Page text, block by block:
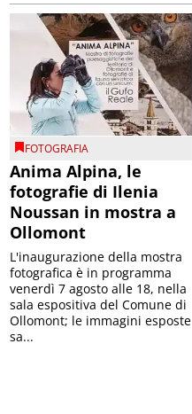
FOTOGRAFIA
Anima Alpina, le
fotografie di Ilenia
Noussan in mostra a
Ollomont
L'inaugurazione della mostra
fotografica è in programma
venerdì 7 agosto alle 18, nella
sala espositiva del Comune di
Ollomont; le immagini esposte
sa...